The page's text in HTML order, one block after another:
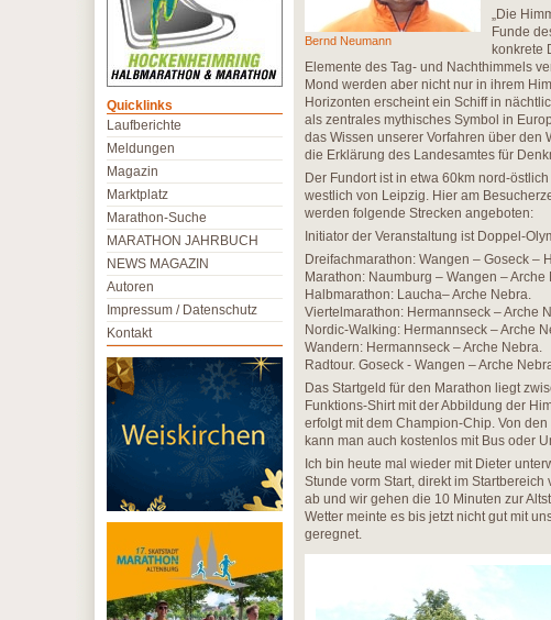
Bernd Neumann
„Die
Funde
konkrete
Elemente des Tag- und Nachthimmels
Mond werden aber nicht nur in ihrem
Horizonten erscheint ein Schiff in
als zentrales mythisches Symbol in
das Wissen unserer Vorfahren über den
die Erklärung des Landesamtes für
Der Fundort ist in etwa 60km nord-
westlich von Leipzig. Hier am
werden folgende Strecken angeboten:
Initiator der Veranstaltung ist Doppel-
Dreifachmarathon: Wangen – Goseck –
Marathon: Naumburg – Wangen – Arche
Halbmarathon: Laucha– Arche Nebra.
Viertelmarathon: Hermannseck – Arche
Nordic-Walking: Hermannseck – Arche
Wandern: Hermannseck – Arche Nebra.
Radtour. Goseck - Wangen – Arche
Das Startgeld für den Marathon liegt
Funktions-Shirt mit der Abbildung der
erfolgt mit dem Champion-Chip. Von
kann man auch kostenlos mit Bus oder
Ich bin heute mal wieder mit Dieter
Stunde vorm Start, direkt im
ab und wir gehen die 10 Minuten zur
Wetter meinte es bis jetzt nicht gut mit
geregnet.
Quicklinks
Laufberichte
Meldungen
Magazin
Marktplatz
Marathon-Suche
MARATHON JAHRBUCH
NEWS MAGAZIN
Autoren
Impressum / Datenschutz
Kontakt